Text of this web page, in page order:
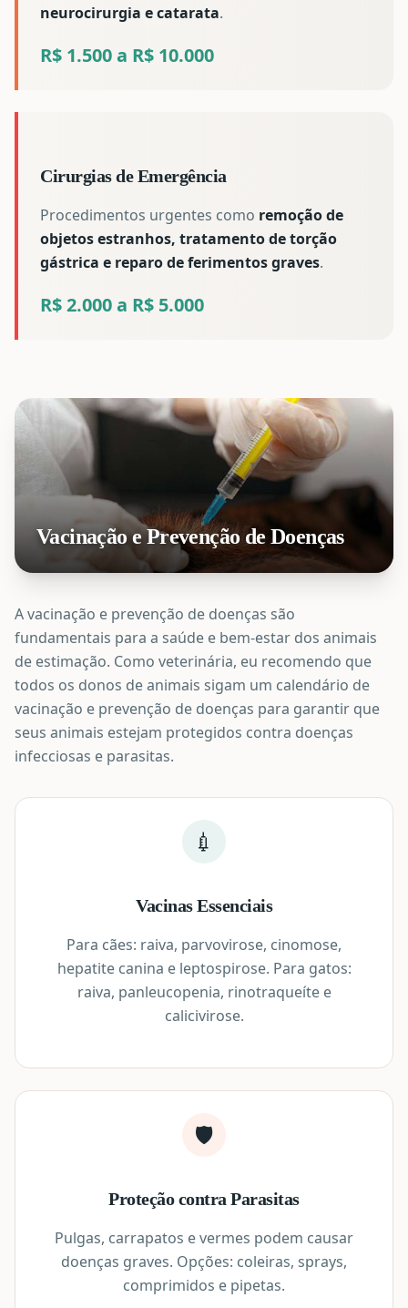
neurocirurgia e catarata.
R$ 1.500 a R$ 10.000
Cirurgias de Emergência
Procedimentos urgentes como remoção de
objetos estranhos, tratamento de torção
gástrica e reparo de ferimentos graves.
R$ 2.000 a R$ 5.000
Vacinação e Prevenção de Doenças
A vacinação e prevenção de doenças são
fundamentais para a saúde e bem-estar dos animais
de estimação. Como veterinária, eu recomendo que
todos os donos de animais sigam um calendário de
vacinação e prevenção de doenças para garantir que
seus animais estejam protegidos contra doenças
infecciosas e parasitas.
💉
Vacinas Essenciais
Para cães: raiva, parvovirose, cinomose,
hepatite canina e leptospirose. Para gatos:
raiva, panleucopenia, rinotraqueíte e
calicivirose.
🛡️
Proteção contra Parasitas
Pulgas, carrapatos e vermes podem causar
doenças graves. Opções: coleiras, sprays,
comprimidos e pipetas.